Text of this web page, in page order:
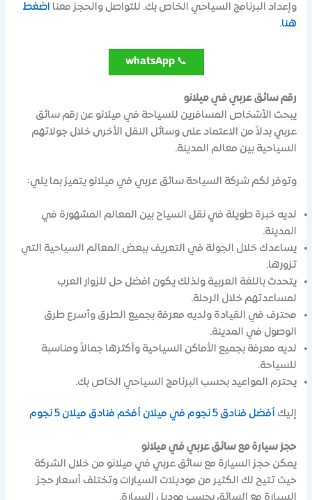
وإعداد البرنامج السياحي الخاص بك. للتواصل والحجز معنا اضغط
هنا.
📞
whatsApp
رقم سائق عربي في ميلانو
يبحث الأشخاص المسافرين للسياحة في ميلانو عن رقم سائق
عربي بدلاً من الاعتماد على وسائل النقل الأخرى خلال جولاتهم
السياحية بين معالم المدينة.
وتوفر لكم شركة السياحة سائق عربي في ميلانو يتميز بما يلي:
لديه خبرة طويلة في نقل السياح بين المعالم المشهورة في
المدينة.
يساعدك خلال الجولة في التعريف ببعض المعالم السياحية التي
تزورها.
يتحدث باللغة العربية ولذلك يكون افضل حل للزوار العرب
لمساعدتهم خلال الرحلة.
محترف في القيادة ولديه معرفة بجميع الطرق وأسرع طرق
الوصول في المدينة.
لديه معرفة بجميع الأماكن السياحية وأكثرها جمالاً ومناسبة
للسياحة.
يحترم المواعيد بحسب البرنامج السياحي الخاص بك.
إليك أفضل فنادق 5 نجوم في ميلان أفخم فنادق ميلان 5 نجوم
حجز سيارة مع سائق عربي في ميلانو
يمكن حجز السيارة مع سائق عربي في ميلانو من خلال الشركة
حيث تتيح لك الكثير من موديلات السيارات وتختلف أسعار حجز
السيارة مع السائق بحسب موديل السيارة.